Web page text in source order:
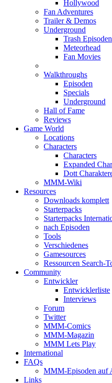
Hollywood
Fan Adventures
Trailer & Demos
Underground
Trash Episoden
Meteorhead
Fan Movies
Walkthroughs
Episoden
Specials
Underground
Hall of Fame
Reviews
Game World
Locations
Characters
Characters
Expanded
Dott
MMM-Wiki
Resources
Downloads komplett
Starterpacks
Starterpacks
nach Episoden
Tools
Verschiedenes
Gamesources
Ressourcen Search-
Community
Entwickler
Entwicklerliste
Interviews
Forum
Twitter
MMM-Comics
MMM-Magazin
MMM Lets Play
International
FAQs
MMM-Episoden auf
Links